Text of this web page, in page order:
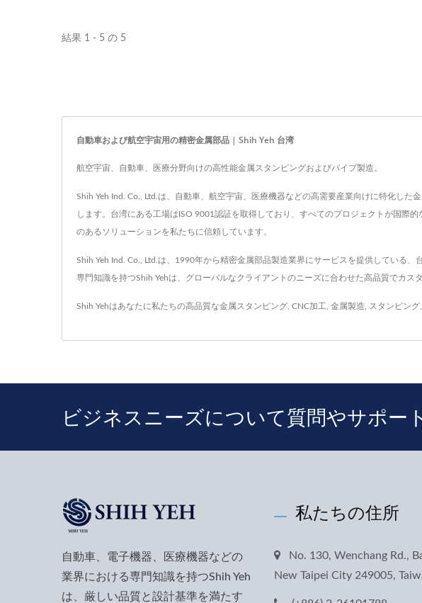
結果 1 - 5 の 5
自動車および航空宇宙用の精密金属部品 | Shih Yeh 台湾
航空宇宙、自動車、医療分野向けの高性能金属スタンピングおよびパイプ製造。
Shih Yeh Ind. Co., Ltd.は、自動車、航空宇宙、医療機器などの高需要産業向けに特化し
します。台湾にある工場はISO 9001認証を取得しており、すべてのプロジェクトが国際
のあるソリューションを私たちに信頼しています。
Shih Yeh Ind. Co., Ltd.は、1990年から精密金属部品製造業界にサービスを提供している
専門知識を持つShih Yehは、グローバルなクライアントのニーズに合わせた高品質でカス
Shih Yehはあなたに私たちの高品質な金属スタンピング CNC加工 金属製造 スタンピング
ビジネスニーズについて質問やサポー
自動車、電子機器、医療機器などの
業界における専門知識を持つShih Yeh
は、厳しい品質と設計基準を満たす
私たちの住所
No. 130, Wenchang Rd.,
New Taipei City 249005,